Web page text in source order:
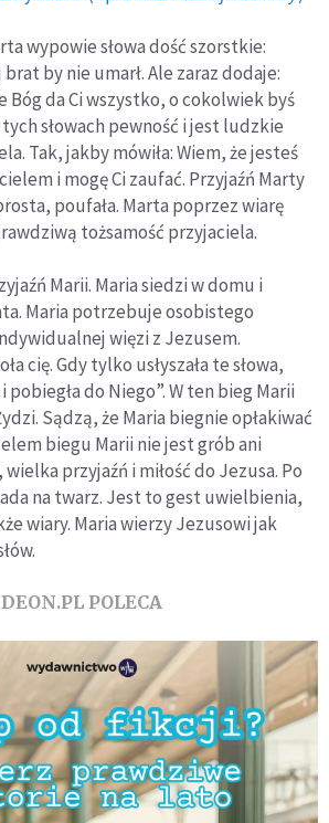
wypowie słowa dość szorstkie:
by nie umarł. Ale zaraz dodaje:
Bóg da Ci wszystko, o cokolwiek byś
tych słowach pewność i jest ludzkie
Tak, jakby mówiła: Wiem, że jesteś
i mogę Ci zaufać. Przyjaźń Marty
poufała. Marta poprzez wiarę
tożsamość przyjaciela.
Marii. Maria siedzi w domu i
Maria potrzebuje osobistego
więzi z Jezusem.
cię. Gdy tylko usłyszała te słowa,
pobiegła do Niego”. W ten bieg Marii
Sądzą, że Maria biegnie opłakiwać
biegu Marii nie jest grób ani
przyjaźń i miłość do Jezusa. Po
na twarz. Jest to gest uwielbienia,
wiary. Maria wierzy Jezusowi jak
DEON.PL POLECA